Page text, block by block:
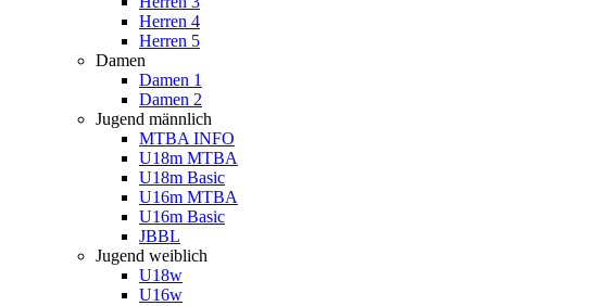
Herren 4
Herren 5
Damen
Damen 1
Damen 2
Jugend männlich
MTBA INFO
U18m MTBA
U18m Basic
U16m MTBA
U16m Basic
JBBL
Jugend weiblich
U18w
U16w